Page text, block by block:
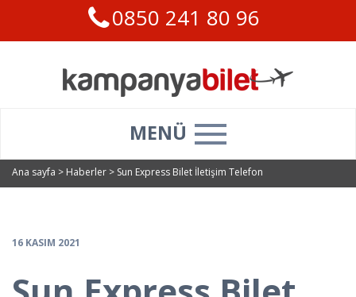
0850 241 80 96
MENÜ
Ana sayfa > Haberler > Sun Express Bilet İletişim Telefon
16 KASIM 2021